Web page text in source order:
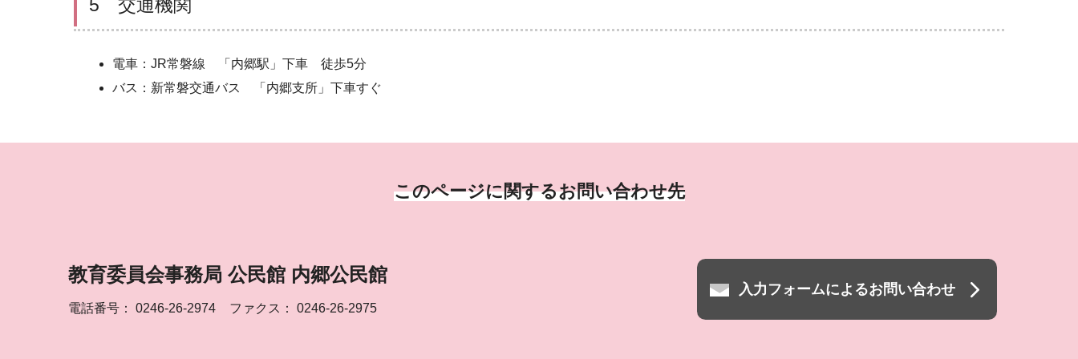
5 交通機関
電車：JR常磐線 「内郷駅」下車 徒歩5分
バス：新常磐交通バス 「内郷支所」下車すぐ
このページに関するお問い合わせ先
教育委員会事務局 公民館 内郷公民館
電話番号： 0246-26-2974 ファクス： 0246-26-2975
入力フォームによるお問い合わせ